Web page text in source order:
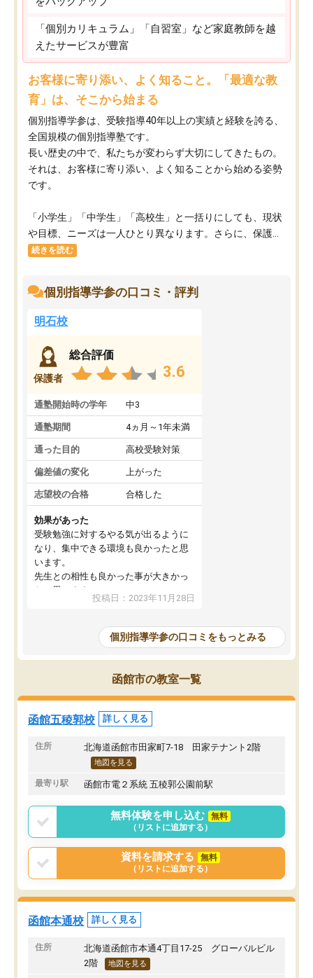
「個別カリキュラム」「自習室」など家庭教師を越
えたサービスが豊富
お客様に寄り添い、よく知ること。「最適な教
育」は、そこから始まる
個別指導学参は、受験指導40年以上の実績と経験を誇る、
全国規模の個別指導塾です。
長い歴史の中で、私たちが変わらず大切にしてきたもの。
それは、お客様に寄り添い、よく知ることから始める姿勢
です。
「小学生」「中学生」「高校生」と一括りにしても、現状
や目標、ニーズは一人ひとり異なります。さらに、保護...
続きを読む
個別指導学参の口コミ・評判
明石校
保護者
総合評価
3.6
通塾開始時の学年 中3
通塾期間 4ヵ月～1年未満
通った目的 高校受験対策
偏差値の変化 上がった
志望校の合格 合格した
効果があった
受験勉強に対するやる気が出るように
なり、集中できる環境も良かったと思
います。
先生との相性も良かった事が大きかっ
たと思います。
投稿日：2023年11月28日
個別指導学参の口コミをもっとみる
函館市の教室一覧
函館五稜郭校 詳しく見る
住所 北海道函館市田家町7-18 田家テナント2階
地図を見る
最寄り駅 函館市電２系統 五稜郭公園前駅
無料体験を申し込む
無料
（リストに追加する）
資料を請求する
無料
（リストに追加する）
函館本通校 詳しく見る
住所
北海道函館市本通4丁目17-25 グローバルビル
2階
地図を見る